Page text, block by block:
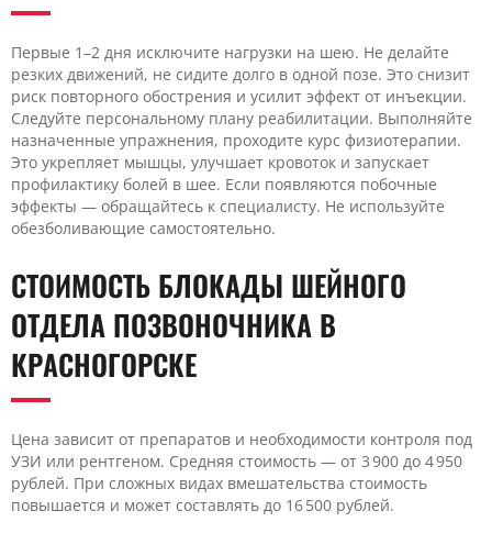
Первые 1–2 дня исключите нагрузки на шею. Не делайте
резких движений, не сидите долго в одной позе. Это снизит
риск повторного обострения и усилит эффект от инъекции.
Следуйте персональному плану реабилитации. Выполняйте
назначенные упражнения, проходите курс физиотерапии.
Это укрепляет мышцы, улучшает кровоток и запускает
профилактику болей в шее. Если появляются побочные
эффекты — обращайтесь к специалисту. Не используйте
обезболивающие самостоятельно.
СТОИМОСТЬ БЛОКАДЫ ШЕЙНОГО
ОТДЕЛА ПОЗВОНОЧНИКА В
КРАСНОГОРСКЕ
Цена зависит от препаратов и необходимости контроля под
УЗИ или рентгеном. Средняя стоимость — от 3 900 до 4 950
рублей. При сложных видах вмешательства стоимость
повышается и может составлять до 16 500 рублей.